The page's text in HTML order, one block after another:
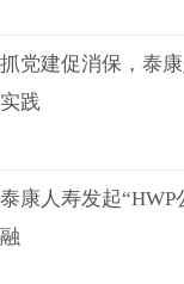
抓党建促消保，泰
实践
泰康人寿发起
融